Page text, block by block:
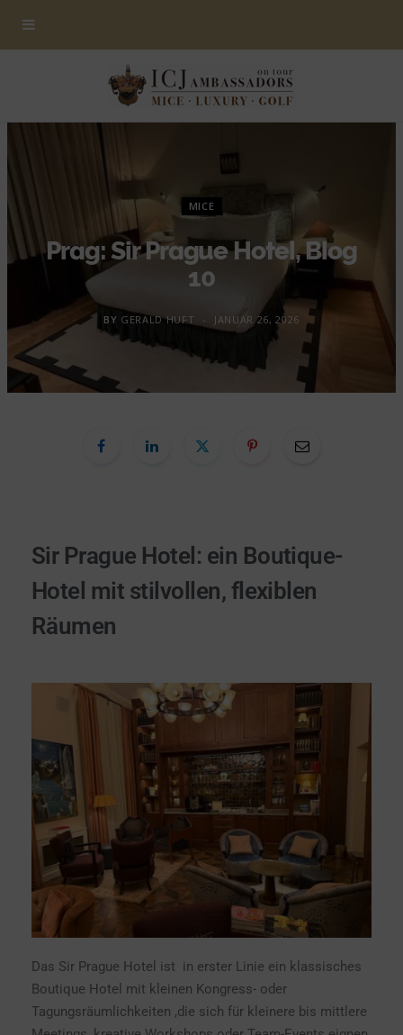
MICE
Prag: Sir Prague Hotel, Blog
10
BY GERALD HUFT JANUAR 26, 2026
Sir Prague Hotel: ein Boutique-
Hotel mit stilvollen, flexiblen
Räumen
Das Sir Prague Hotel ist in erster Linie ein klassisches
Boutique Hotel mit kleinen Kongress- oder
Tagungsräumlichkeiten ,die sich für kleinere bis mittlere